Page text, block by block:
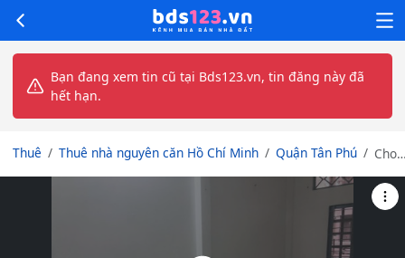
Bạn đang xem tin cũ tại Bds123.vn, tin đăng này đã
hết hạn.
Thuê Thuê nhà nguyên căn Hồ Chí Minh Quận Tân Phú
Cho
nhà
VTKD